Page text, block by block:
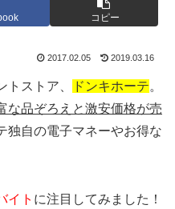
コピー
2017.02.05 2019.03.16
トストア、 ドンキホーテ。
な品ぞろえと激安価格が売
独自の電子マネーやお得な
イト に注目してみました！